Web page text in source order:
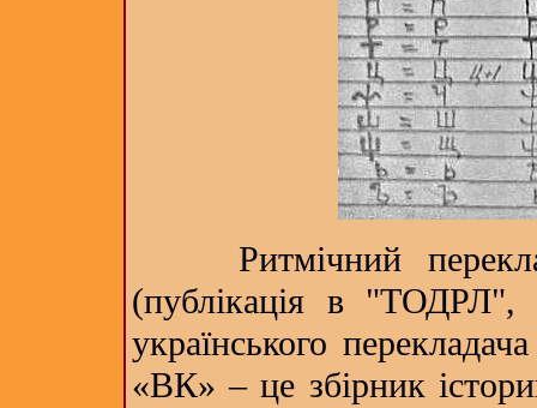
Ритмічний
(публікація в "ТОДРЛ",
українського
«ВК» – це збірник